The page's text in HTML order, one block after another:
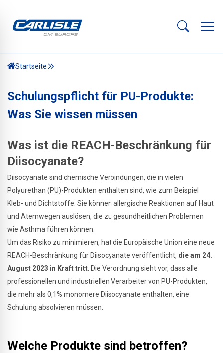
Startseite
Schulungspflicht für PU-Produkte:
Was Sie wissen müssen
Was ist die REACH-Beschränkung für
Diisocyanate?
Diisocyanate sind chemische Verbindungen, die in vielen
Polyurethan (PU)-Produkten enthalten sind, wie zum Beispiel
Kleb- und Dichtstoffe. Sie können allergische Reaktionen auf Haut
und Atemwegen auslösen, die zu gesundheitlichen Problemen
wie Asthma führen können.
Um das Risiko zu minimieren, hat die Europäische Union eine neue
REACH-Beschränkung für Diisocyanate veröffentlicht, die am 24.
August 2023 in Kraft tritt . Die Verordnung sieht vor, dass alle
professionellen und industriellen Verarbeiter von PU-Produkten,
die mehr als 0,1% monomere Diisocyanate enthalten, eine
Schulung absolvieren müssen.
Welche Produkte sind betroffen?